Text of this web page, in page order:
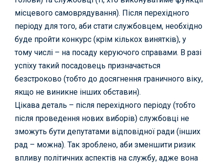
місцевого самоврядування). Після перехідного
періоду для того, аби стати службовцем, необхідно
буде пройти конкурс (крім кількох винятків), у
тому числі – на посаду керуючого справами. В разі
успіху такий посадовець призначається
безстроково (тобто до досягнення граничного віку,
якщо не виникне інших обставин).
Цікава деталь – після перехідного періоду (тобто
після проведення нових виборів) службовці не
зможуть бути депутатами відповідної ради (інших
рад – можна). Так зроблено, аби зменшити ризик
впливу політичних аспектів на службу, адже вона